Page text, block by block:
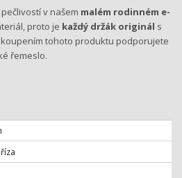
v našem malém rodinném e-
proto je každý držák originál s
tohoto produktu podporujete
řemeslo.